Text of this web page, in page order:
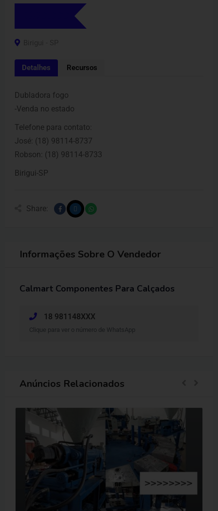
Detalhes Recursos
Dubladora fogo
-Venda no estado
Telefone para contato:
José: (18) 98114-8737
Robson: (18) 98114-8733
Birigui-SP
Share:
Informações Sobre O Vendedor
Calmart Componentes Para Calçados
18 981148XXX
Clique para ver o número de WhatsApp
Anúncios Relacionados